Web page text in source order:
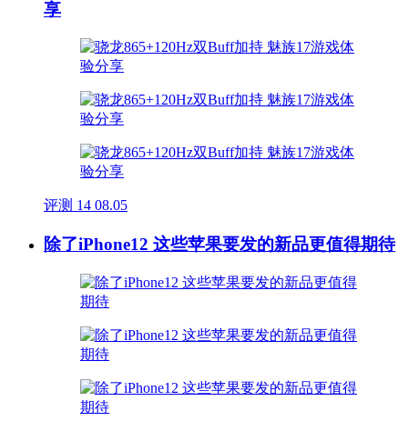
享
评测 14 08.05
除了iPhone12 这些苹果要发的新品更值得期待